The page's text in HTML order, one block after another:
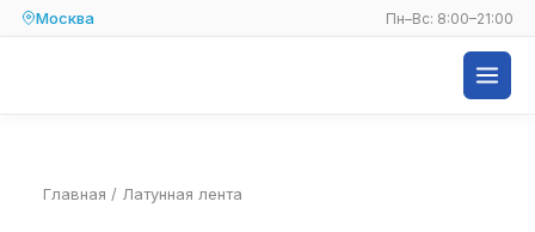
Москва Пн–Вс: 8:00–21:00
Главная / Латунная лента